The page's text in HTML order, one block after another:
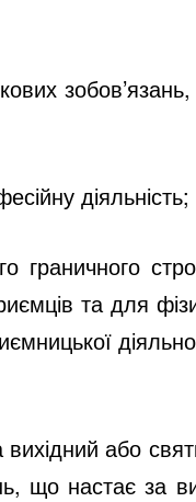
діяльність;
граничного
та для
або
що настає за